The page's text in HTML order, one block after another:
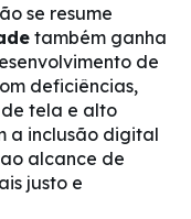
se resume
também ganha
de
deficiências,
tela e alto
a inclusão digital
alcance de
justo e